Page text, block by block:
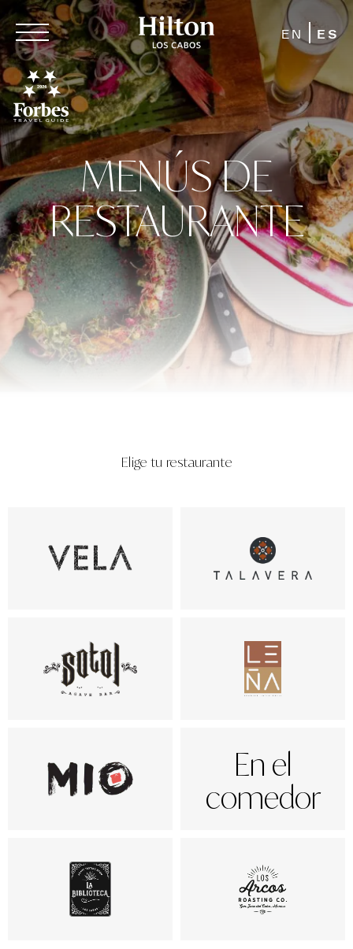
EN ES
MENÚS DE
RESTAURANTE
Elige tu restaurante
En el
comedor